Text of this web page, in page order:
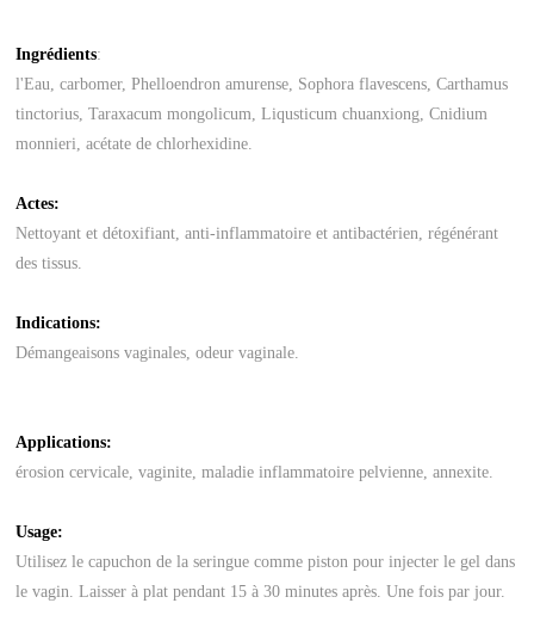
Ingrédients:
l'Eau, carbomer, Phelloendron amurense, Sophora flavescens, Carthamus
tinctorius, Taraxacum mongolicum, Liqusticum chuanxiong, Cnidium
monnieri, acétate de chlorhexidine.
Actes:
Nettoyant et détoxifiant, anti-inflammatoire et antibactérien, régénérant
des tissus.
Indications:
Démangeaisons vaginales, odeur vaginale.
Applications:
érosion cervicale, vaginite, maladie inflammatoire pelvienne, annexite.
Usage:
Utilisez le capuchon de la seringue comme piston pour injecter le gel dans
le vagin. Laisser à plat pendant 15 à 30 minutes après. Une fois par jour.